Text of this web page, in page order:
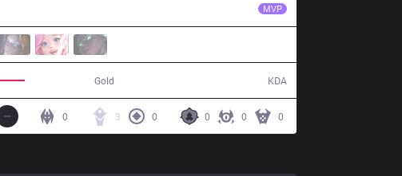
MVP
Gold KDA
0 0 0
3 0
0